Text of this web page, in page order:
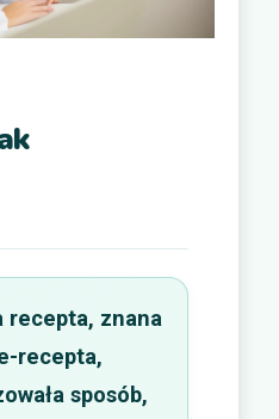
recepta, znana
recepta,
sposób,